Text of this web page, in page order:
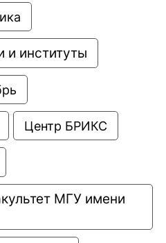
и институты
Центр БРИКС
МГУ имени